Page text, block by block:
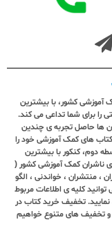
آموزشی کشور، با بیشترین
را برای شما تداعی می کند.
ها حاصل تجربه ی چندین
های کمک آموزشی خود را
دوم، کنکور با بیشترین
ناشران کمک آموزشی کشور (
، منتشران ، خواندنی ، الگو
کلیه ی اطلاعات مربوط
تخفیف خرید کتاب در
و تخفیف های متنوع خواهیم